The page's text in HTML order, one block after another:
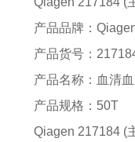
产品品牌：
产品货号：
产品名称： 血清
产品规格： 50T
Qiagen 217184 (